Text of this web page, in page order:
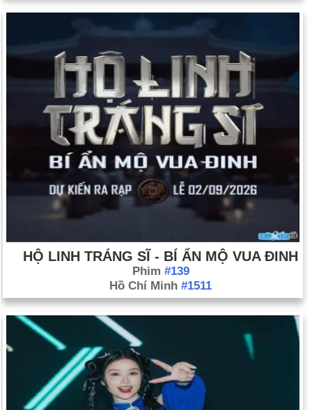
HỘ LINH TRÁNG SĨ - BÍ ẨN MỘ VUA ĐINH
Phim #139
Hồ Chí Minh #1511